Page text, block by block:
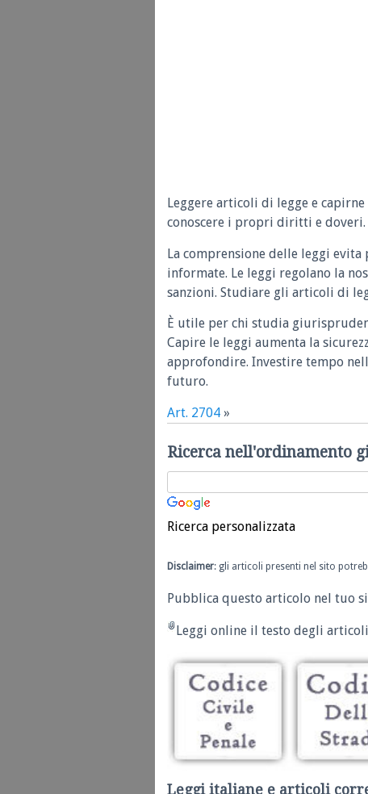
Leggere articoli di legge e
conoscere i propri diritti e doveri.
La comprensione delle leggi
informate. Le leggi regolano la
sanzioni. Studiare gli articoli di
È utile per chi studia
Capire le leggi aumenta la
approfondire. Investire tempo
futuro.
Art. 2704 »
Ricerca nell'ordinamento
Ricerca personalizzata
Disclaimer: gli articoli presenti nel sito
Pubblica questo articolo nel tuo
Leggi online il testo degli
Leggi italiane e articoli